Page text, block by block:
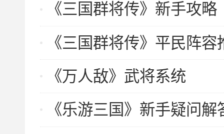
《三国群将传》新手攻略
《三国群将传》平民阵容
《万人敌》武将系统
《乐游三国》新手疑问解